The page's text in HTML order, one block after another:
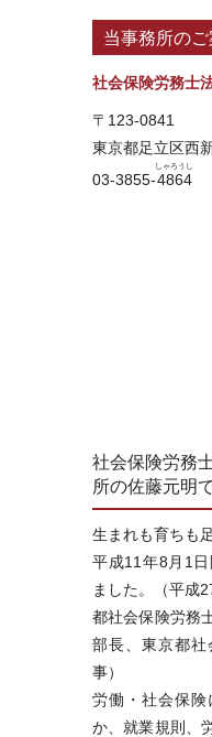
当事務所のご
社会保険労務士
〒123-0841
東京都足立区西
03-3855-4864
しゃろうし
社会保険労務
所の佐藤元明で
生まれも育ちも
平成11年8月1
ました。（平成
都社会保険労務
部長、東京都
事）
労働・社会保
か、就業規則、